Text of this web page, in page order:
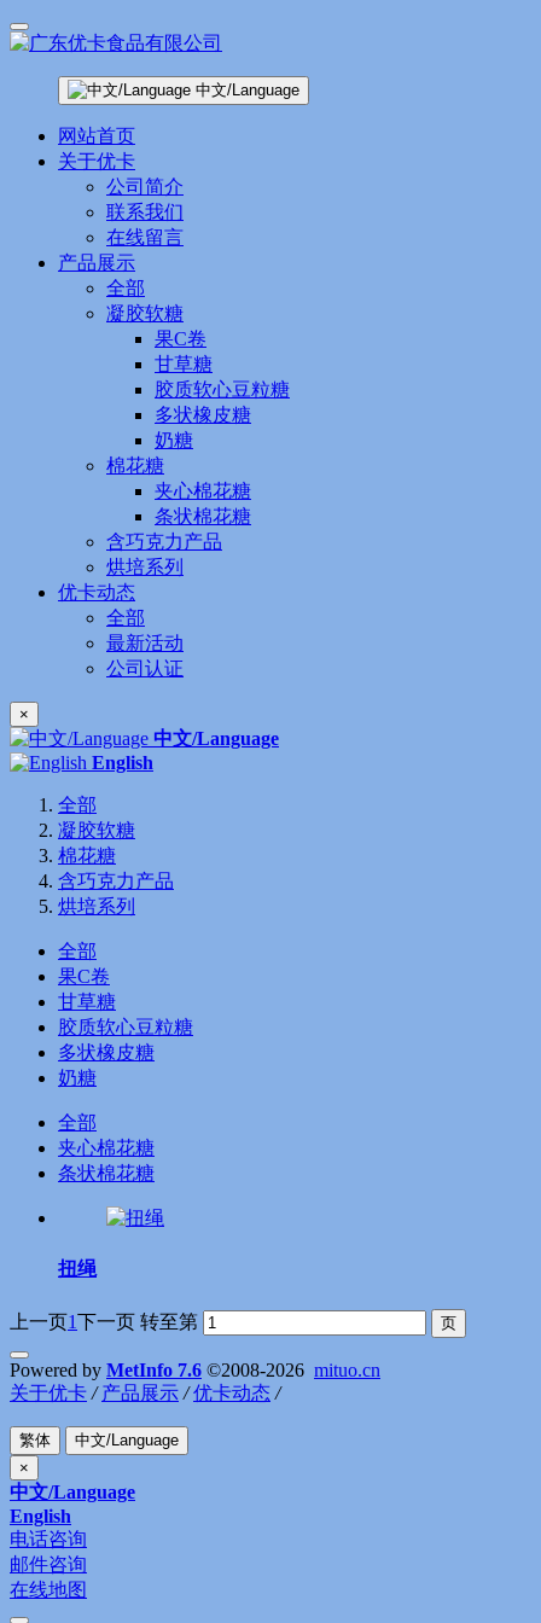
中文/Language
网站首页
关于优卡
公司简介
联系我们
在线留言
产品展示
全部
凝胶软糖
果C卷
甘草糖
胶质软心豆粒糖
多状橡皮糖
奶糖
棉花糖
夹心棉花糖
条状棉花糖
含巧克力产品
烘培系列
优卡动态
全部
最新活动
公司认证
×
中文/Language
English
全部
凝胶软糖
棉花糖
含巧克力产品
烘培系列
全部
果C卷
甘草糖
胶质软心豆粒糖
多状橡皮糖
奶糖
全部
夹心棉花糖
条状棉花糖
扭绳
上一页1下一页 转至第
Powered by MetInfo 7.6 ©2008-2026 mituo.cn
关于优卡 / 产品展示 / 优卡动态 /
繁体
中文/Language
×
中文/Language
English
电话咨询
邮件咨询
在线地图